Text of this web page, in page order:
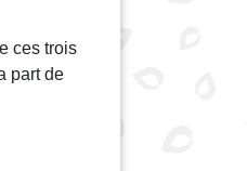
ces trois
part de